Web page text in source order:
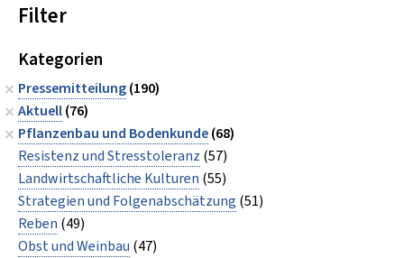
Filter
Kategorien
Pressemitteilung(190)
Aktuell(76)
Pflanzenbau und Bodenkunde(68)
Resistenz und Stresstoleranz (57)
Landwirtschaftliche Kulturen (55)
Strategien und Folgenabschätzung (51)
Reben (49)
Obst und Weinbau (47)